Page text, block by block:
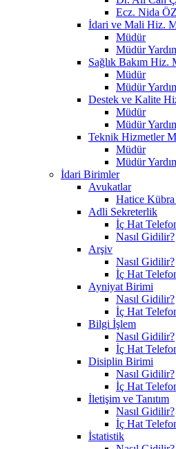
Ecz. Nida ÖZ
İdari ve Mali Hiz.
Müdür
Müdür
Sağlık Bakım Hiz.
Müdür
Müdür
Destek ve Kalite
Müdür
Müdür
Teknik Hizmetler
Müdür
Müdür
İdari Birimler
Avukatlar
Hatice
Adli Sekreterlik
İç Hat
Nasıl Gidilir?
Arşiv
Nasıl Gidilir?
İç Hat
Ayniyat Birimi
Nasıl Gidilir?
İç Hat
Bilgi İşlem
Nasıl Gidilir?
İç Hat
Disiplin Birimi
Nasıl Gidilir?
İç Hat
İletişim ve Tanıtım
Nasıl Gidilir?
İç Hat
İstatistik